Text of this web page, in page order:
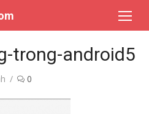
trong-android5
0